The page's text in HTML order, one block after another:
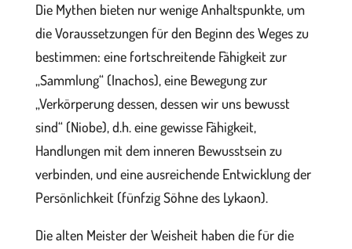
Die Mythen bieten nur wenige Anhaltspunkte, um
die Voraussetzungen für den Beginn des Weges zu
bestimmen: eine fortschreitende Fähigkeit zur
„Sammlung“ (Inachos), eine Bewegung zur
„Verkörperung dessen, dessen wir uns bewusst
sind“ (Niobe), d.h. eine gewisse Fähigkeit,
Handlungen mit dem inneren Bewusstsein zu
verbinden, und eine ausreichende Entwicklung der
Persönlichkeit (fünfzig Söhne des Lykaon).
Die alten Meister der Weisheit haben die für die